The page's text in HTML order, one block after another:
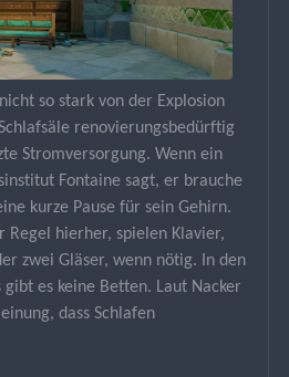
so stark von der Explosion
renovierungsbedürftig
Stromversorgung. Wenn ein
Fontaine sagt, er brauche
kurze Pause für sein Gehirn.
Regel hierher, spielen Klavier,
zwei Gläser, wenn nötig. In den
es keine Betten. Laut Nacker
dass Schlafen